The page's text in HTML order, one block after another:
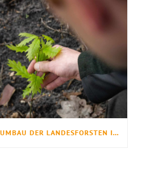
WALDUMBAU DER LANDESFORSTEN IM REVIER FUHRBERG ZEIGT ERFOLG